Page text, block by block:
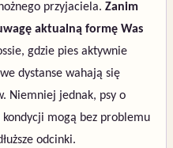
przyjaciela. Zanim
aktualną formę Was
gdzie pies aktywnie
dystanse wahają się
Niemniej jednak, psy o
kondycji mogą bez problemu
odcinki.